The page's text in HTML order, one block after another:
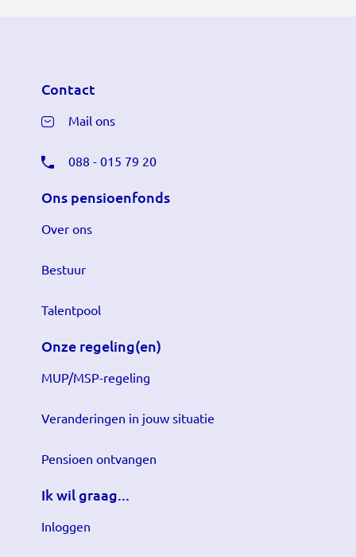
Contact
Mail ons
088 - 015 79 20
Ons pensioenfonds
Over ons
Bestuur
Talentpool
Onze regeling(en)
MUP/MSP-regeling
Veranderingen in jouw situatie
Pensioen ontvangen
Ik wil graag...
Inloggen